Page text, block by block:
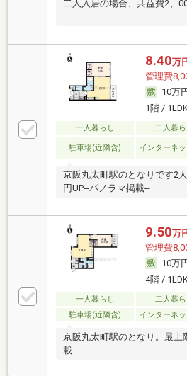
二人入居の場合、共益費2、
8.40万
管理費
10万
1階 /
一人暮らし 二人暮ら
駐車場(近隣含) インターネ
京阪丸太町駅のとなりです2
円UP--パノラマ掲載--
9.50万
管理費
10万
4階 /
一人暮らし 二人暮ら
駐車場(近隣含)
インターネ
京阪丸太町駅のとなり。最上
載--